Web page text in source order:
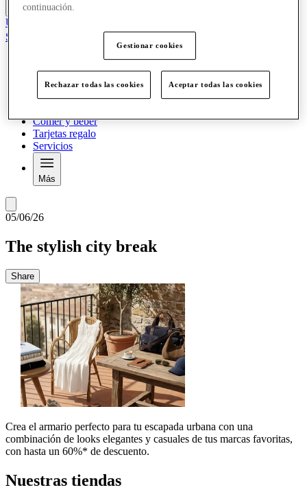
Más
Únete al Club
Salvado
Tiendas
Ofertas
Visita
Comer y beber
Tarjetas regalo
Servicios
Más
05/06/26
The stylish city break
Share
Crea el armario perfecto para tu escapada urbana con una
combinación de looks elegantes y casuales de tus marcas favoritas,
con hasta un 60%* de descuento.
Nuestras tiendas
continuación.
Gestionar cookies
Rechazar todas las cookies Aceptar todas las cookies